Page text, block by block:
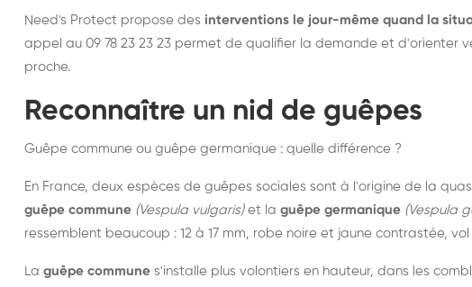
Need's Protect propose des interventions le jour-même quand la
appel au 09 78 23 23 23 permet de qualifier la demande et d'orienter
proche.
Reconnaître un nid de guêpes
Guêpe commune ou guêpe germanique : quelle différence ?
En France, deux espèces de guêpes sociales sont à l'origine de la
guêpe commune (Vespula vulgaris)et la guêpe germanique (Vespula
ressemblent beaucoup : 12 à 17 mm, robe noire et jaune contrastée,
La guêpe commune s'installe plus volontiers en hauteur, dans les